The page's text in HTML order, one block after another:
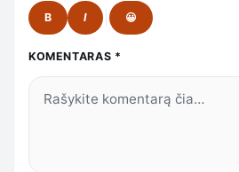
B I 😀
KOMENTARAS *